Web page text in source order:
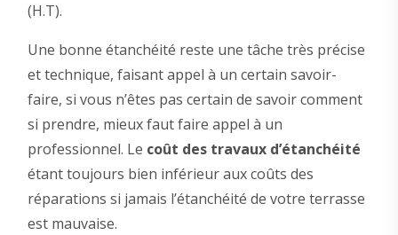
(H.T).
Une bonne étanchéité reste une tâche très précise
et technique, faisant appel à un certain savoir-
faire, si vous n’êtes pas certain de savoir comment
si prendre, mieux faut faire appel à un
professionnel. Le coût des travaux d’étanchéité
étant toujours bien inférieur aux coûts des
réparations si jamais l’étanchéité de votre terrasse
est mauvaise.